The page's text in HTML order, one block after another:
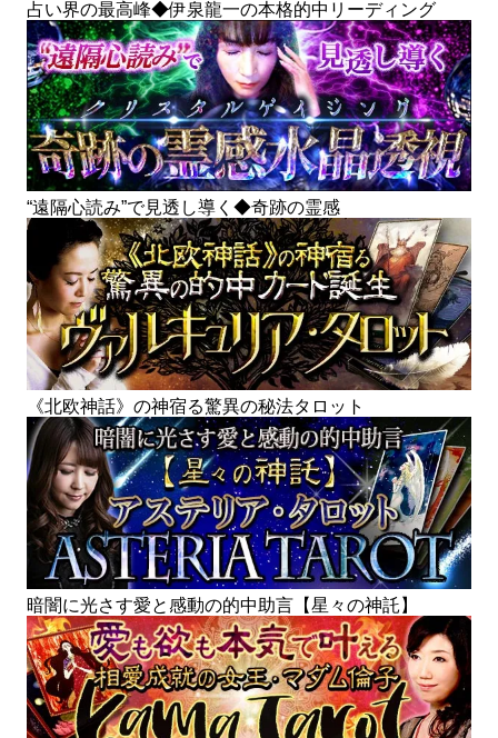
占い界の最高峰◆伊泉龍一の本格的中リーディング
“遠隔心読み”で見透し導く◆奇跡の霊感
《北欧神話》の神宿る驚異の秘法タロット
暗闇に光さす愛と感動の的中助言【星々の神託】